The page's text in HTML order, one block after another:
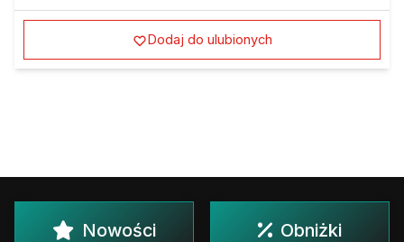
Dodaj do ulubionych
Nowości Obniżki